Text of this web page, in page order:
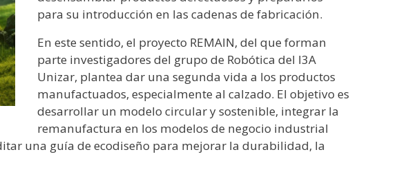
para su introducción en las cadenas de fabricación.
En este sentido, el proyecto REMAIN, del que forman
parte investigadores del grupo de Robótica del I3A
Unizar, plantea dar una segunda vida a los productos
manufactuados, especialmente al calzado. El objetivo es
desarrollar un modelo circular y sostenible, integrar la
remanufactura en los modelos de negocio industrial
una guía de ecodiseño para mejorar la durabilidad, la